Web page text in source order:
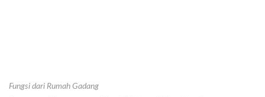
Fungsi dari Rumah Gadang